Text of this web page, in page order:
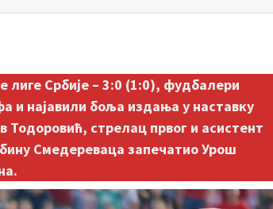
Србије – 3:0 (1:0), фудбалери
и најавили боља издања у наставку
стрелац првог и асистент
Смедереваца запечатио Урош